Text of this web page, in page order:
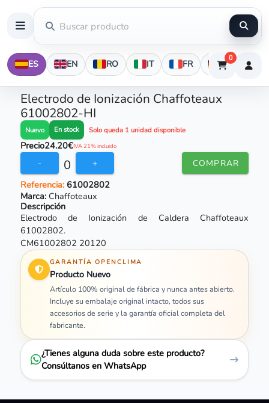
ES EN RO IT FR DE
0
Electrodo de Ionización Chaffoteaux
61002802-HI
Nuevo En stock Solo queda 1 unidad disponible
Precio24.20€IVA 21% incluido
- 0 + COMPRAR
Referencia:61002802
Marca: Chaffoteaux
Descripción
Electrodo de Ionización de Caldera Chaffoteaux
61002802.
CM61002802 20120
GARANTÍA OPENCLIMA
Producto Nuevo
Artículo 100% original de fábrica y nunca antes abierto.
Incluye su embalaje original intacto, todos sus
accesorios de serie y la garantía oficial completa del
fabricante.
¿Tienes alguna duda sobre este producto?
Consúltanos en WhatsApp